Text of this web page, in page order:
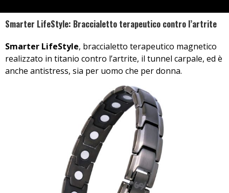
Smarter LifeStyle: Braccialetto terapeutico contro l’artrite
Smarter LifeStyle, braccialetto terapeutico magnetico
realizzato in titanio contro l’artrite, il tunnel carpale, ed è
anche antistress, sia per uomo che per donna.